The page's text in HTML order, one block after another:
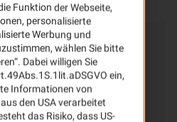
& Kontakt
finden Sie alles rund um
von Schäden und viele
Leistungen der VHV.
Funktion der Webseite,
personalisierte
Werbung und
wählen Sie bitte
Dabei willigen Sie
ein,
Informationen von
den USA verarbeitet
das Risiko, dass US-